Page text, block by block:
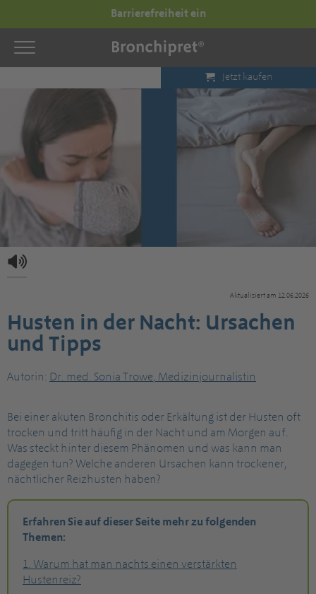
Barrierefreiheit ein
Aktualisiert am 12.06.2026
Husten in der Nacht: Ursachen
und Tipps
Autorin: Dr. med. Sonia Trowe, Medizinjournalistin
Bei einer akuten Bronchitis oder Erkältung ist der Husten oft
trocken und tritt häufig in der Nacht und am Morgen auf.
Was steckt hinter diesem Phänomen und was kann man
dagegen tun? Welche anderen Ursachen kann trockener,
nächtlicher Reizhusten haben?
Erfahren Sie auf dieser Seite mehr zu folgenden
Themen:
1. Warum hat man nachts einen verstärkten
Hustenreiz?
Jetzt kaufen